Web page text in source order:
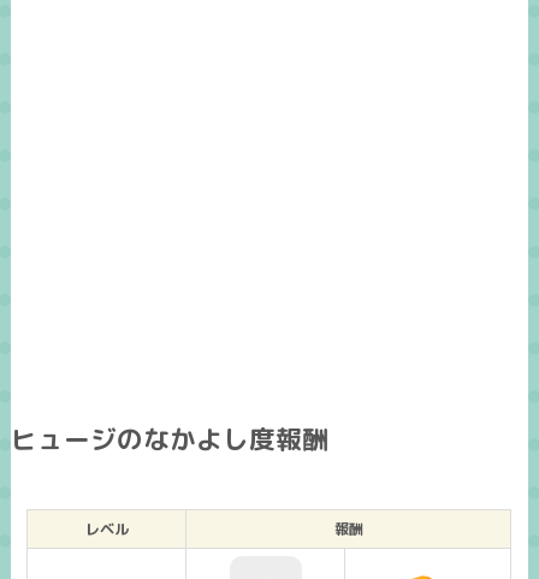
ヒュージのなかよし度報酬​
レベル 報酬